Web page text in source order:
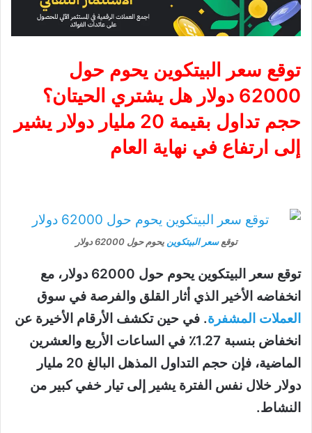
توقع سعر البيتكوين يحوم حول
62000 دولار هل يشتري الحيتان؟
حجم تداول بقيمة 20 مليار دولار يشير
إلى ارتفاع في نهاية العام
توقعسعر البيتكوين يحوم حول 62000 دولار
توقع سعر البيتكوين يحوم حول 62000 دولار، مع
انخفاضه الأخير الذي أثار القلق والفرصة في سوق
العملات المشفرة. في حين تكشف الأرقام الأخيرة عن
انخفاض بنسبة 1.27٪ في الساعات الأربع والعشرين
الماضية، فإن حجم التداول المذهل البالغ 20 مليار
دولار خلال نفس الفترة يشير إلى تيار خفي كبير من
النشاط.